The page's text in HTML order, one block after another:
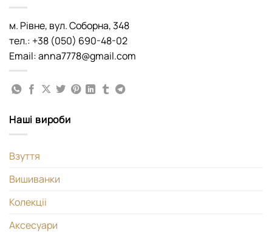
м. Рівне, вул. Соборна, 348
тел.: +38 (050) 690-48-02
Email: anna7778@gmail.com
Наші вироби
Взуття
Вишиванки
Колекціі
Аксесуари